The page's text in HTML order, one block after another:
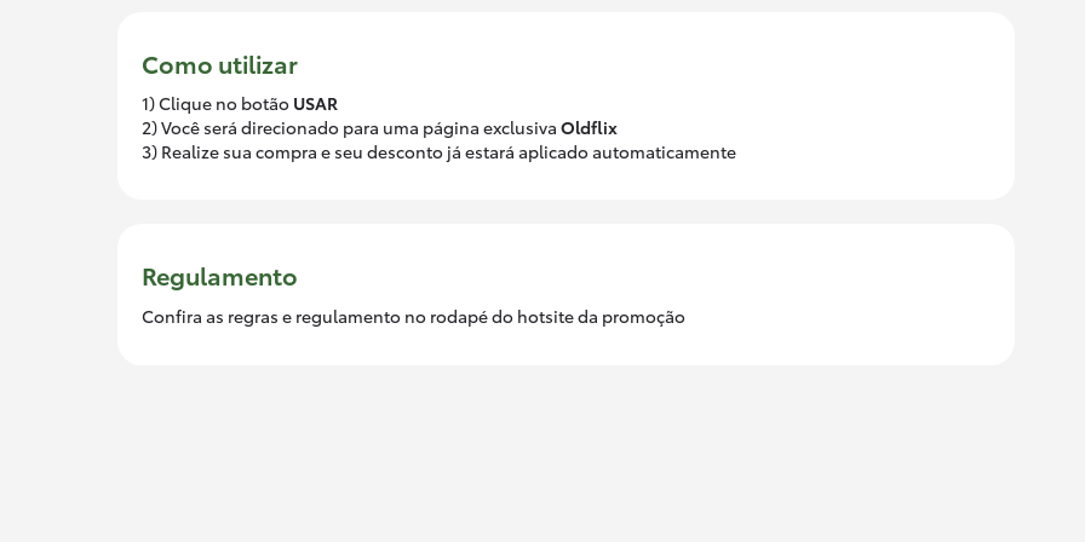
Como utilizar
1) Clique no botão USAR
2) Você será direcionado para uma página exclusiva Oldflix
3) Realize sua compra e seu desconto já estará aplicado automaticamente
Regulamento
Confira as regras e regulamento no rodapé do hotsite da promoção